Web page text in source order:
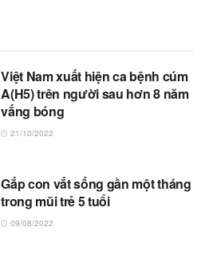
Việt Nam xuất hiện ca bệnh cúm
A(H5) trên người sau hơn 8 năm
vắng bóng
21/10/2022
Gắp con vắt sống gần một tháng
trong mũi trẻ 5 tuổi
09/08/2022